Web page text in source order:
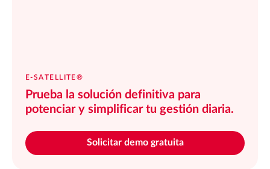
E-SATELLITE®
Prueba la solución definitiva para
potenciar y simplificar tu gestión diaria.
Solicitar demo gratuita